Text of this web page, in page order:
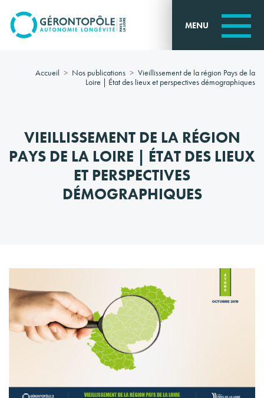
Go to
main
content MENU
Accueil Nos publications
Vieillissement de la région Pays de la
Loire | État des lieux et perspectives démographiques
VIEILLISSEMENT DE LA RÉGION
PAYS DE LA LOIRE | ÉTAT DES LIEUX
ET PERSPECTIVES
DÉMOGRAPHIQUES